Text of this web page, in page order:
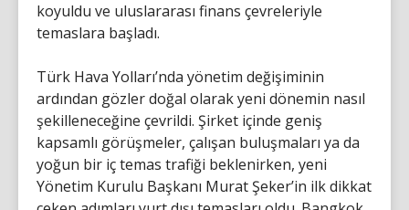
koyuldu ve uluslararası finans çevreleriyle
temaslara başladı.
Türk Hava Yolları’nda yönetim değişiminin
ardından gözler doğal olarak yeni dönemin nasıl
şekilleneceğine çevrildi. Şirket içinde geniş
kapsamlı görüşmeler, çalışan buluşmaları ya da
yoğun bir iç temas trafiği beklenirken, yeni
Yönetim Kurulu Başkanı Murat Şeker’in ilk dikkat